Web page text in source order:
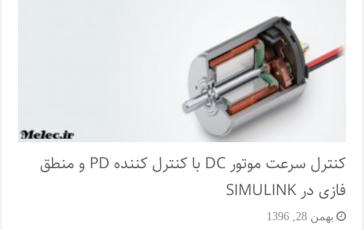
کنترل سرعت موتور DC با کنترل کننده PD و منطق
فازی در SIMULINK
بهمن 28, 1396